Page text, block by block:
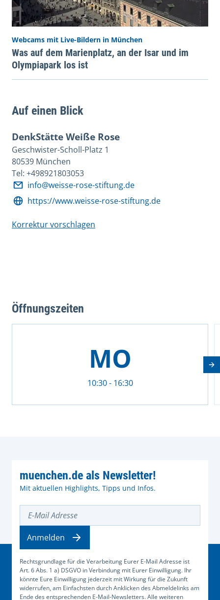
Webcams mit Live-Bildern in München
Was auf dem Marienplatz, an der Isar und im
Olympiapark los ist
Auf einen Blick
DenkStätte Weiße Rose
Geschwister-Scholl-Platz 1
80539 München
Tel: +498921803053
info@weisse-rose-stiftung.de
https://www.weisse-rose-stiftung.de
Korrektur vorschlagen
Öffnungszeiten
MO
10:30 - 16:30
muenchen.de als Newsletter!
Mit aktuellen Highlights, Tipps und Infos.
Rechtsgrundlage für die Verarbeitung Eurer E-Mail Adresse ist
Art. 6 Abs. 1 a) DSGVO in Verbindung mit Eurer Einwilligung. Ihr
könnte Eure Einwilligung jederzeit mit Wirkung für die Zukunft
widerrufen, am Einfachsten durch Anklicken des Abmeldelinks am
Ende des entsprechenden E-Mail-Newsletters. Alle weiteren
Anmelden